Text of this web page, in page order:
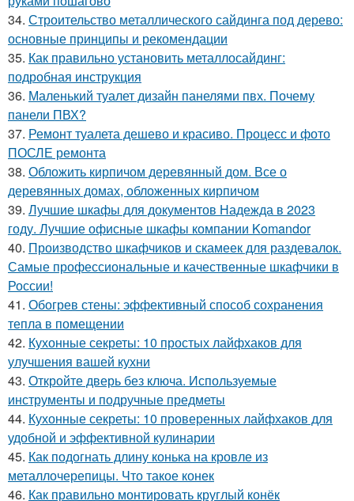
34. Строительство металлического сайдинга под дерево:
основные принципы и рекомендации
35. Как правильно установить металлосайдинг:
подробная инструкция
36. Маленький туалет дизайн панелями пвх. Почему
панели ПВХ?
37. Ремонт туалета дешево и красиво. Процесс и фото
ПОСЛЕ ремонта
38. Обложить кирпичом деревянный дом. Все о
деревянных домах, обложенных кирпичом
39. Лучшие шкафы для документов Надежда в 2023
году. Лучшие офисные шкафы компании Komandor
40. Производство шкафчиков и скамеек для раздевалок.
Самые профессиональные и качественные шкафчики в
России!
41. Обогрев стены: эффективный способ сохранения
тепла в помещении
42. Кухонные секреты: 10 простых лайфхаков для
улучшения вашей кухни
43. Откройте дверь без ключа. Используемые
инструменты и подручные предметы
44. Кухонные секреты: 10 проверенных лайфхаков для
удобной и эффективной кулинарии
45. Как подогнать длину конька на кровле из
металлочерепицы. Что такое конек
46. Как правильно монтировать круглый конёк